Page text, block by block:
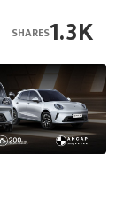
1.3K
SHARES